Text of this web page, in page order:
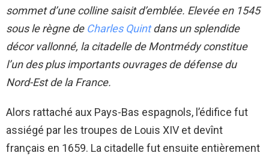
sommet d’une colline saisit d’emblée. Elevée en 1545
sous le règne de Charles Quintdans un splendide
décor vallonné, la citadelle de Montmédy constitue
l’un des plus importants ouvrages de défense du
Nord-Est de la France.
Alors rattaché aux Pays-Bas espagnols, l’édifice fut
assiégé par les troupes de Louis XIV et devînt
français en 1659. La citadelle fut ensuite entièrement